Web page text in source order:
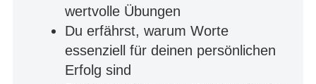
wertvolle Übungen
Du erfährst, warum Worte
essenziell für deinen persönlichen
Erfolg sind